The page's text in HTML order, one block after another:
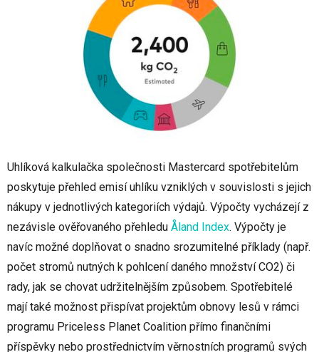
Uhlíková kalkulačka společnosti Mastercard spotřebitelům
poskytuje přehled emisí uhlíku vzniklých v souvislosti s jejich
nákupy v jednotlivých kategoriích výdajů. Výpočty vycházejí z
nezávisle ověřovaného přehledu Åland Index. Výpočty je
navíc možné doplňovat o snadno srozumitelné příklady (např.
počet stromů nutných k pohlcení daného množství CO2) či
rady, jak se chovat udržitelnějším způsobem. Spotřebitelé
mají také možnost přispívat projektům obnovy lesů v rámci
programu Priceless Planet Coalition přímo finančními
příspěvky nebo prostřednictvím věrnostních programů svých